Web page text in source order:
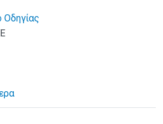
Οδηγίας
για το Οδηγία για το